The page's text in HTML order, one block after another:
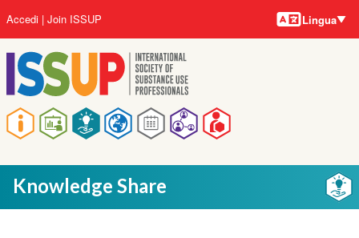
al
contenuto
principale
Main
navigation
User
account
menu
Accedi Join ISSUP Lingue
Lingua
Knowledge Share